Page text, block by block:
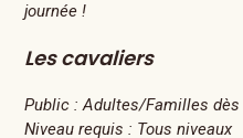
journée !
Les cavaliers
Public : Adultes/Familles dès
Niveau requis : Tous niveaux